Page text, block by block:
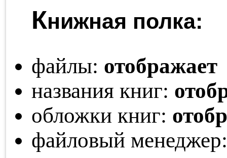
Книжная полка:
файлы: отображает
названия книг:
обложки книг:
файловый